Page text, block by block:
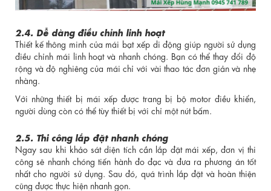
2.4. Dễ dàng điều chỉnh linh hoạt
Thiết kế thông minh của mái bạt xếp di động giúp người sử dụng
điều chỉnh mái linh hoạt và nhanh chóng. Bạn có thể thay đổi độ
rộng và độ nghiêng của mái chỉ với vài thao tác đơn giản và nhẹ
nhàng.
Với những thiết bị mái xếp được trang bị bộ motor điều khiển,
người dùng còn có thể tùy thiết bị với chỉ một nút bấm.
2.5. Thi công lắp đặt nhanh chóng
Ngay sau khi khảo sát diện tích cần lắp đặt mái xếp, đơn vị thi
công sẽ nhanh chóng tiến hành đo đạc và đưa ra phương án tốt
nhất cho người sử dụng. Sau đó, quá trình lắp đặt và hoàn thiện
cũng được thực hiện nhanh gọn.